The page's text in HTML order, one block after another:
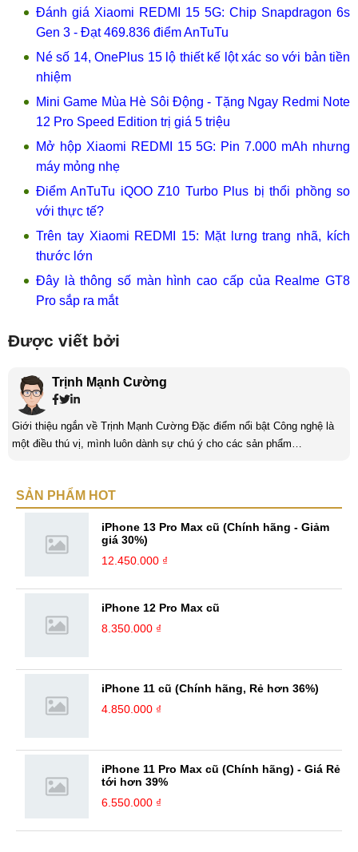
Đánh giá Xiaomi REDMI 15 5G: Chip Snapdragon 6s
Gen 3 - Đạt 469.836 điểm AnTuTu
Né số 14, OnePlus 15 lộ thiết kế lột xác so với bản tiền
nhiệm
Mini Game Mùa Hè Sôi Động - Tặng Ngay Redmi Note
12 Pro Speed Edition trị giá 5 triệu
Mở hộp Xiaomi REDMI 15 5G: Pin 7.000 mAh nhưng
máy mỏng nhẹ
Điểm AnTuTu iQOO Z10 Turbo Plus bị thổi phồng so
với thực tế?
Trên tay Xiaomi REDMI 15: Mặt lưng trang nhã, kích
thước lớn
Đây là thông số màn hình cao cấp của Realme GT8
Pro sắp ra mắt
Được viết bởi
Trịnh Mạnh Cường
Giới thiệu ngắn về Trịnh Mạnh Cường Đặc điểm nổi bật Công nghệ là
một điều thú vị, mình luôn dành sự chú ý cho các sản phẩm
hiểu biết mới mẻ và thú vị. Tinh thần tự giác và sự chuyên nghiệp là
SẢN PHẨM HOT
iPhone 13 Pro Max cũ (Chính hãng - Giảm
giá 30%)
12.450.000 ₫
iPhone 12 Pro Max cũ
8.350.000 ₫
iPhone 11 cũ (Chính hãng, Rẻ hơn 36%)
4.850.000 ₫
iPhone 11 Pro Max cũ (Chính hãng) - Giá Rẻ
tới hơn 39%
6.550.000 ₫